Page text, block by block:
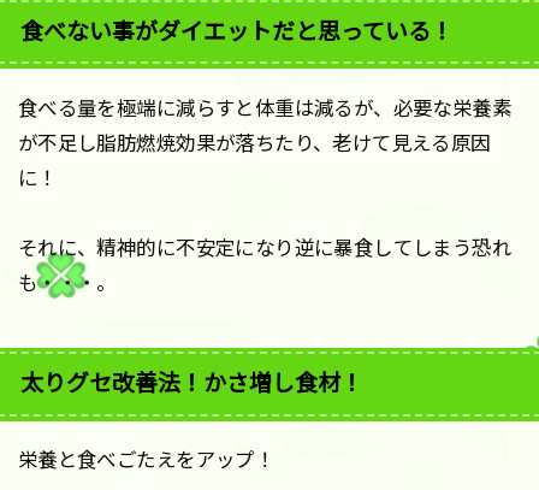
食べない事がダイエットだと思っている！
食べる量を極端に減らすと体重は減るが、必要な栄養素
が不足し脂肪燃焼効果が落ちたり、老けて見える原因
に！
それに、精神的に不安定になり逆に暴食してしまう恐れ
も・・・。
太りグセ改善法！かさ増し食材！
栄養と食べごたえをアップ！